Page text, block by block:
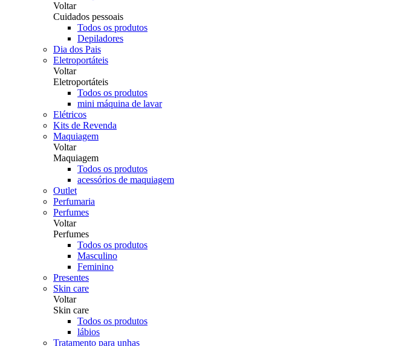
Voltar
Cuidados pessoais
Todos os produtos
Depiladores
Dia dos Pais
Eletroportáteis
Voltar
Eletroportáteis
Todos os produtos
mini máquina de lavar
Elétricos
Kits de Revenda
Maquiagem
Voltar
Maquiagem
Todos os produtos
acessórios de maquiagem
Outlet
Perfumaria
Perfumes
Voltar
Perfumes
Todos os produtos
Masculino
Feminino
Presentes
Skin care
Voltar
Skin care
Todos os produtos
lábios
Tratamento para unhas